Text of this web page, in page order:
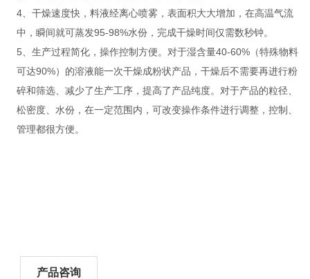
4、 干燥速度快，料液经离心喷雾，表面积大大增加，在高温气流
中，瞬间就可蒸发95-98%水份，完成干燥时间仅需数秒钟。
5、生产过程简化，操作控制方便。对于湿含量40-60%（特殊物料
可达90%）的溶液能一次干燥成粉状产品，干燥后不需要再进行粉
碎和筛选、减少了生产工序，提高了产品纯度。对于产品的粒径、
松密度、水份，在一定范围内，可改变操作条件进行调整，控制、
管理都很方便。
产品咨询